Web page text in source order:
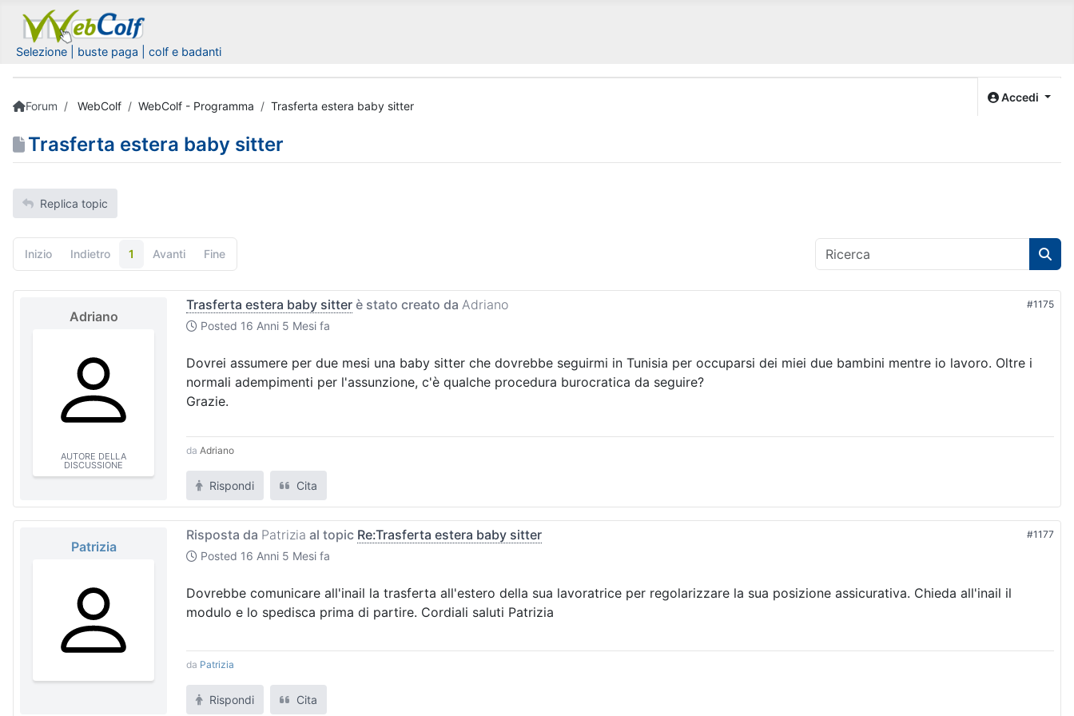
Selezione | buste paga | colf e badanti
Accedi
Forum WebColf WebColf - Programma Trasferta estera baby sitter
Trasferta estera baby sitter
Replica topic
Inizio Indietro 1 Avanti Fine
Adriano
AUTORE DELLA
DISCUSSIONE
Trasferta estera baby sitter è stato creato da Adriano
Posted 16 Anni 5 Mesi fa
#1175
Dovrei assumere per due mesi una baby sitter che dovrebbe seguirmi in Tunisia per occuparsi dei miei due bambini mentre io lavoro. Oltre i
normali adempimenti per l'assunzione, c'è qualche procedura burocratica da seguire?
Grazie.
da Adriano
Rispondi Cita
Patrizia
Risposta da Patrizia al topic Re:Trasferta estera baby sitter
Posted 16 Anni 5 Mesi fa
#1177
Dovrebbe comunicare all'inail la trasferta all'estero della sua lavoratrice per regolarizzare la sua posizione assicurativa. Chieda all'inail il
modulo e lo spedisca prima di partire. Cordiali saluti Patrizia
da Patrizia
Rispondi Cita